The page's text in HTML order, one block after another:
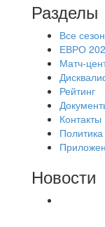
Разделы
Все
ЕВРО
Матч-
Рейтинг
Контакты
Новости